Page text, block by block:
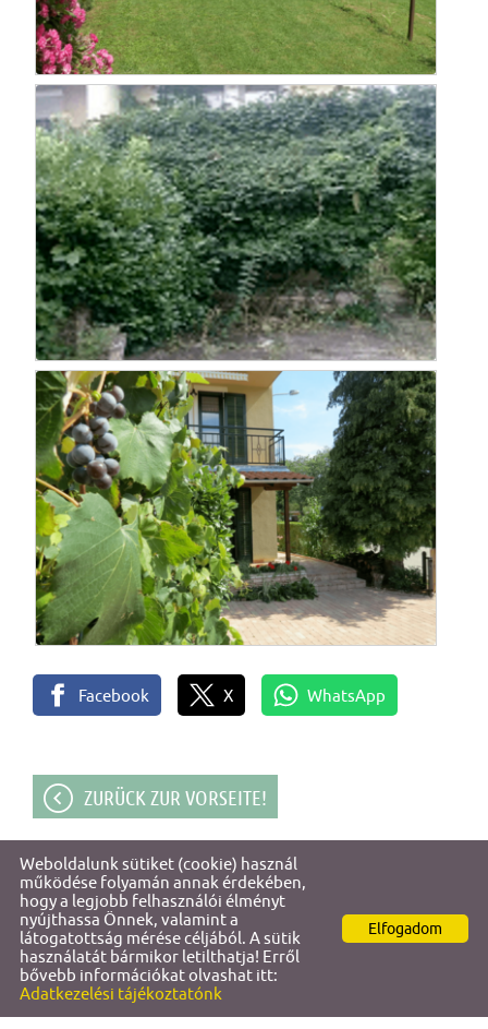
Facebook X WhatsApp
ZURÜCK ZUR VORSEITE!
© 2026 - Titi & Őri Apartments
Site Informationl Datenschutz l
Elfogadom
Weboldalunk sütiket (cookie) használ
működése folyamán annak érdekében,
hogy a legjobb felhasználói élményt
nyújthassa Önnek, valamint a
látogatottság mérése céljából. A sütik
használatát bármikor letilthatja! Erről
bővebb információkat olvashat itt:
Adatkezelési tájékoztatónk